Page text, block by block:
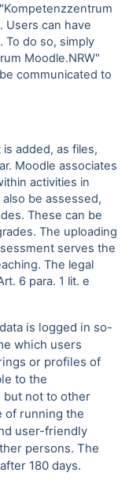
Users can have
To do so, simply
Moodle.NRW"
communicated to
added, as files,
Moodle associates
activities in
be assessed,
These can be
The uploading
serves the
The legal
6 para. 1 lit. e
is logged in so-
which users
or profiles of
to the
but not to other
of running the
user-friendly
persons. The
180 days.